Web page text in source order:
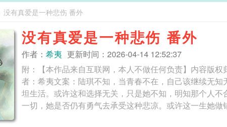
没有真爱是一种悲伤 番外
没有真爱是一种悲伤 番外
作者： 希夷 更新时间：2026-04-14 12:52:37
附：【本作品来自互联网，本人不做任何负责】内容版
者：希夷文案：陆琪不知，当青春不在，自己该继续无
坦生活。或许这和选择无关，只是她不知，明知那个人